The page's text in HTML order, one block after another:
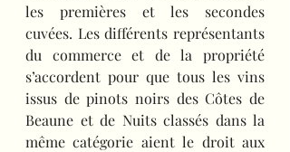
les premières et les secondes
cuvées. Les différents représentants
du commerce et de la propriété
s’accordent pour que tous les vins
issus de pinots noirs des Côtes de
Beaune et de Nuits classés dans la
même catégorie aient le droit aux